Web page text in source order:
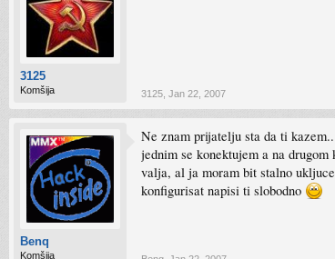
3125
Komšija 3125 Jan 22, 2007
Benq
Komšija
Ne znam prijatelju sta da ti
jednim se konektujem a na
valja, al ja moram bit stalno
konfigurisat napisi ti slobodno